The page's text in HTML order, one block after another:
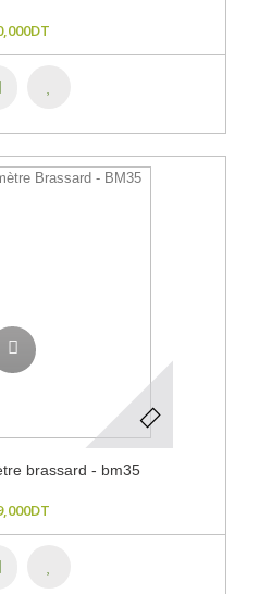
brassard - bm35